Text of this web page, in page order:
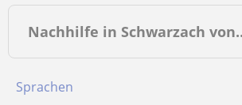
Nachhilfe in Schwarzach
Sprachen